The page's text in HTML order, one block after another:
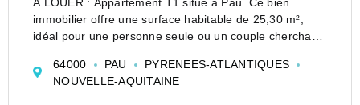
immobilier offre une surface habitable de 25,30 m²,
idéal pour une personne seule ou un couple cherchant
L'appartement se compose d'une pièce principale
lumineuse, avec ...
64000 PAU
PYRENEES-ATLANTIQUES
NOUVELLE-AQUITAINE